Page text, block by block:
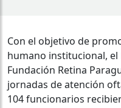
Con el objetivo de
humano institucional, el
Fundación Retina
jornadas de atención
104 funcionarios